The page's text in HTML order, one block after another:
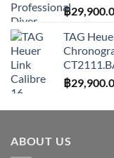
฿
TAG
฿
ABOUT US